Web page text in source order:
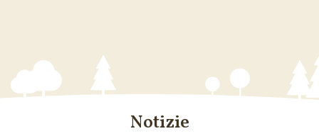
Notizie